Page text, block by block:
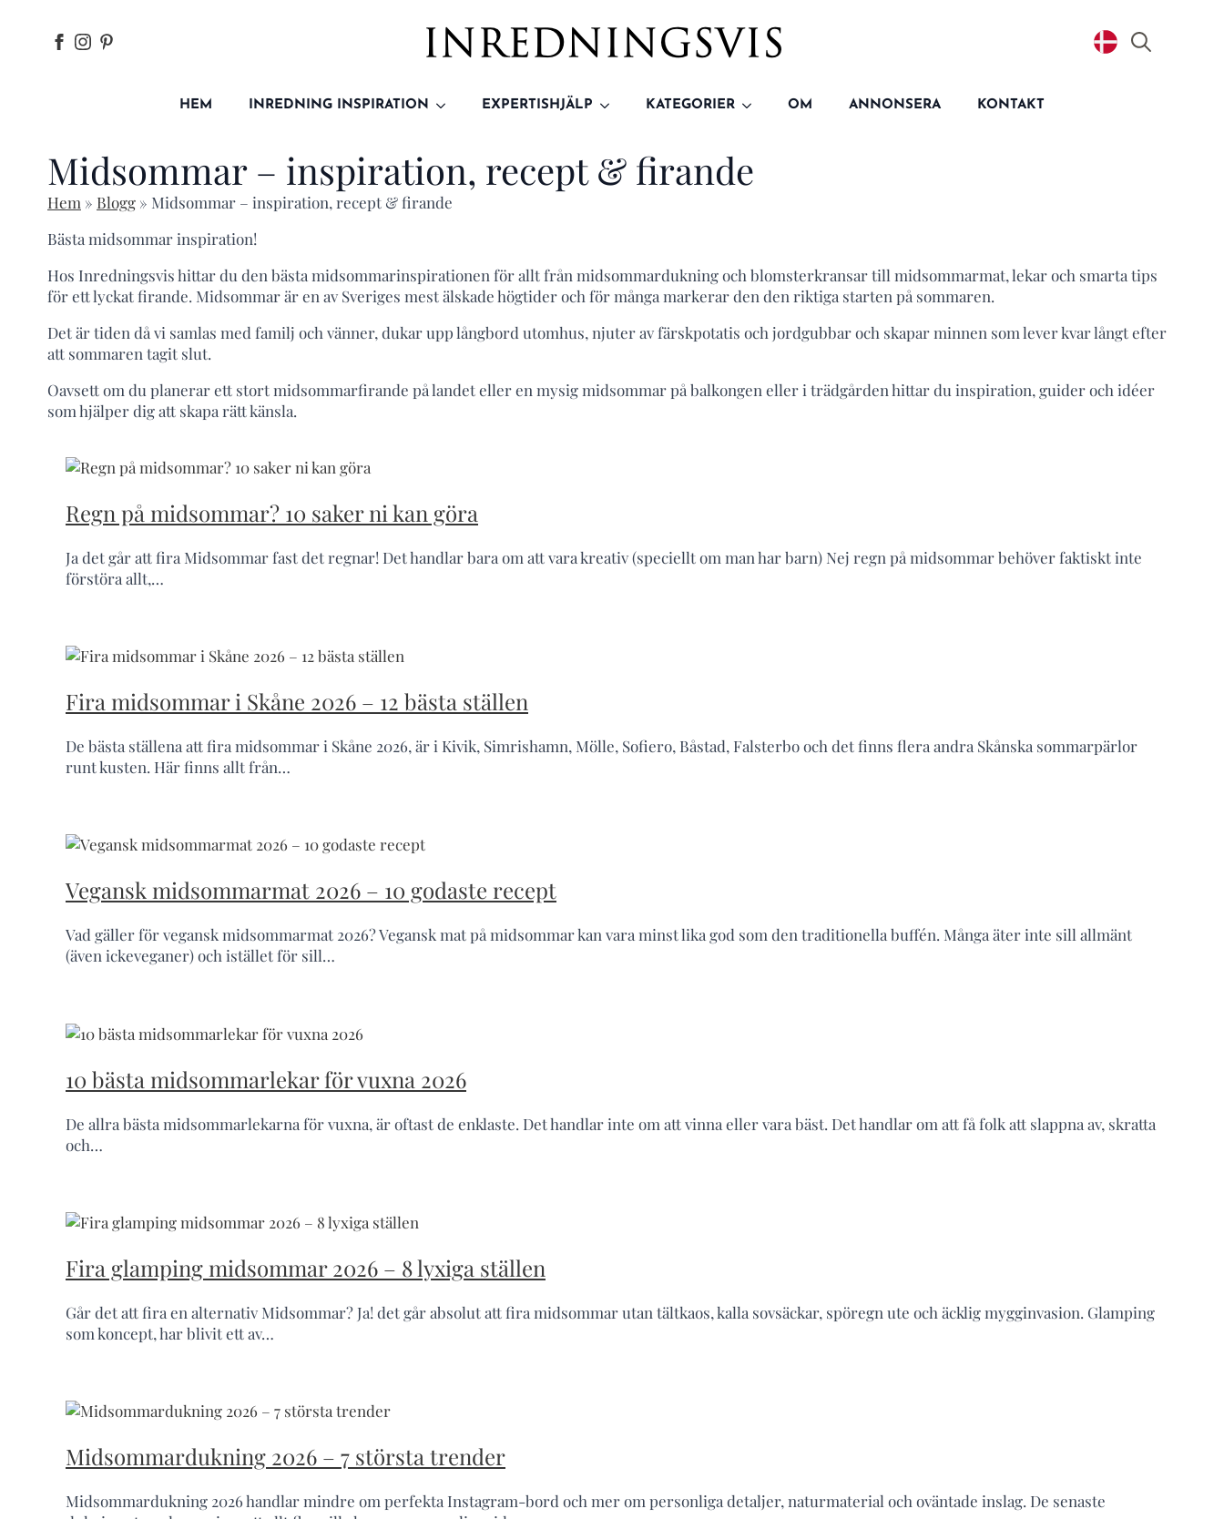
HEM INREDNING INSPIRATION EXPERTISHJÄLP KATEGORIER OM ANNONSERA KONTAKT
Midsommar – inspiration, recept & firande
Hem » Blogg » Midsommar – inspiration, recept & firande
Bästa midsommar inspiration!
Hos Inredningsvis hittar du den bästa midsommarinspirationen för allt från midsommardukning och blomsterkransar till midsommarmat, lekar och smarta tips
för ett lyckat firande. Midsommar är en av Sveriges mest älskade högtider och för många markerar den den riktiga starten på sommaren.
Det är tiden då vi samlas med familj och vänner, dukar upp långbord utomhus, njuter av färskpotatis och jordgubbar och skapar minnen som lever kvar långt efter
att sommaren tagit slut.
Oavsett om du planerar ett stort midsommarfirande på landet eller en mysig midsommar på balkongen eller i trädgården hittar du inspiration, guider och idéer
som hjälper dig att skapa rätt känsla.
Regn på midsommar? 10 saker ni kan göra
Ja det går att fira Midsommar fast det regnar! Det handlar bara om att vara kreativ (speciellt om man har barn) Nej regn på midsommar behöver faktiskt inte
förstöra allt,…
Fira midsommar i Skåne 2026 – 12 bästa ställen
De bästa ställena att fira midsommar i Skåne 2026, är i Kivik, Simrishamn, Mölle, Sofiero, Båstad, Falsterbo och det finns flera andra Skånska sommarpärlor
runt kusten. Här finns allt från…
Vegansk midsommarmat 2026 – 10 godaste recept
Vad gäller för vegansk midsommarmat 2026? Vegansk mat på midsommar kan vara minst lika god som den traditionella buffén. Många äter inte sill allmänt
(även ickeveganer) och istället för sill…
10 bästa midsommarlekar för vuxna 2026
De allra bästa midsommarlekarna för vuxna, är oftast de enklaste. Det handlar inte om att vinna eller vara bäst. Det handlar om att få folk att slappna av, skratta
och…
Fira glamping midsommar 2026 – 8 lyxiga ställen
Går det att fira en alternativ Midsommar? Ja! det går absolut att fira midsommar utan tältkaos, kalla sovsäckar, spöregn ute och äcklig mygginvasion. Glamping
som koncept, har blivit ett av…
Midsommardukning 2026 – 7 största trender
Midsommardukning 2026 handlar mindre om perfekta Instagram-bord och mer om personliga detaljer, naturmaterial och oväntade inslag. De senaste